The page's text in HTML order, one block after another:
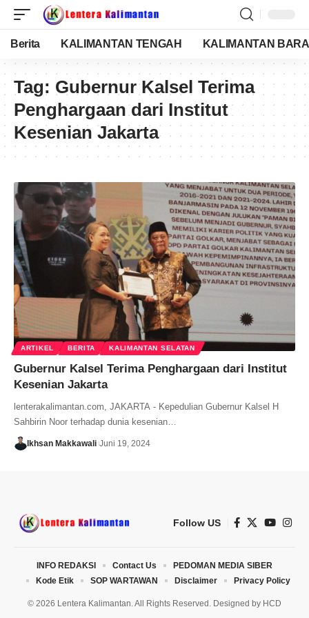
Berita KALIMANTAN TENGAH KALIMANTAN
Tag: Gubernur Kalsel Terima
Penghargaan dari Institut
Kesenian Jakarta
ARTIKEL BERITA KALIMANTAN SELATAN
Gubernur Kalsel Terima Penghargaan dari Institut
Kesenian Jakarta
lenterakalimantan.com, JAKARTA - Kepedulian Gubernur Kalsel H
Sahbirin Noor terhadap dunia kesenian…
Ikhsan Makkawali Juni 19, 2024
Follow US
© 2026 Lentera Kalimantan. All Rights Reserved. Designed by HCD
INFO REDAKSI Contact Us
PEDOMAN MEDIA SIBER
Kode Etik
SOP WARTAWAN Disclaimer Privacy Policy